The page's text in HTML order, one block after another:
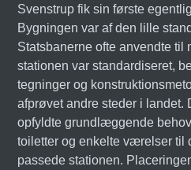
Svenstrup fik sin første
Bygningen var af den lille
Statsbanerne ofte anvendte til
stationen var standardiseret,
tegninger og
afprøvet andre steder i landet.
opfyldte grundlæggende
toiletter og enkelte værelser til
passede stationen.